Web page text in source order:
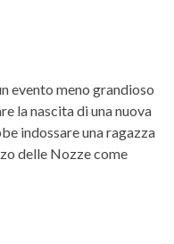
evento meno grandioso
la nascita di una nuova
indossare una ragazza
delle Nozze come